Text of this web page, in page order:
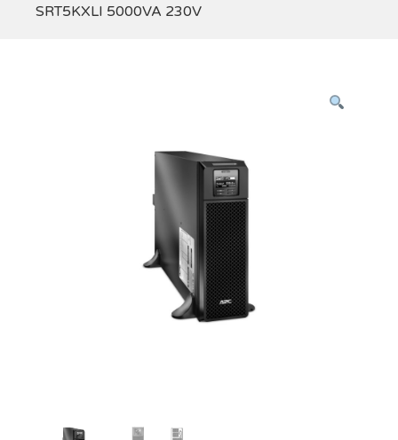
SRT5KXLI 5000VA 230V